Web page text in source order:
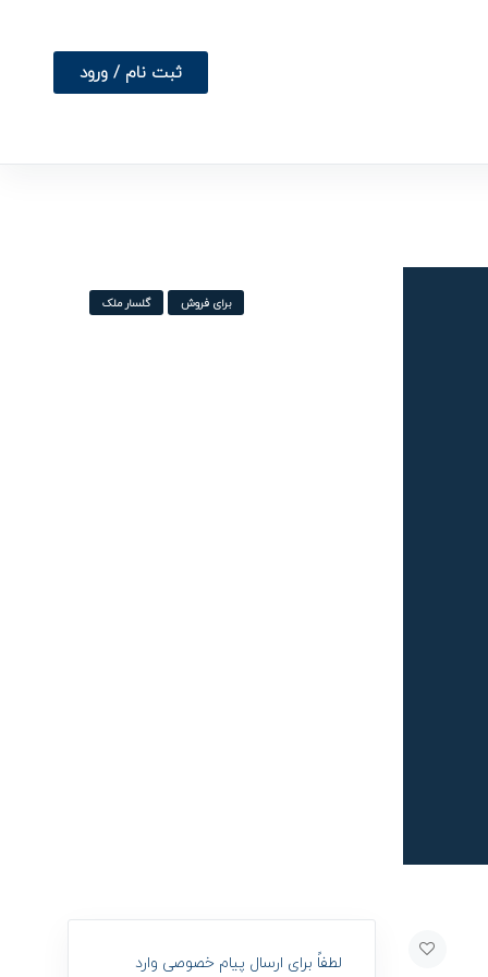
ثبت نام / ورود
برای فروش گلسار ملک
لطفاً برای ارسال پیام خصوصی وارد